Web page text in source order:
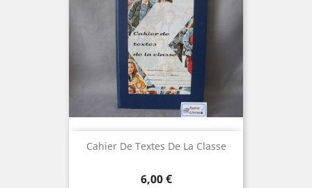
Cahier De Textes De La Classe
Prix
6,00 €